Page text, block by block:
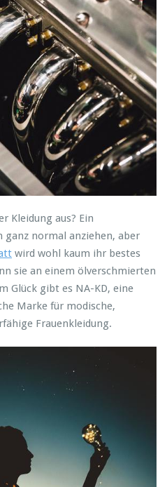
e
n
Kleidung aus? Ein
ganz normal anziehen, aber
wird wohl kaum ihr bestes
sie an einem ölverschmierten
Glück gibt es NA-KD, eine
Marke für modische,
Frauenkleidung.